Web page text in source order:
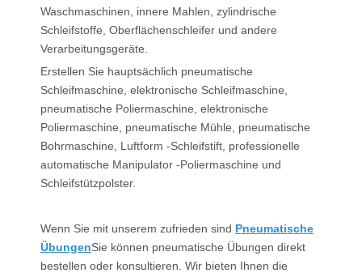
Waschmaschinen, innere Mahlen, zylindrische
Schleifstoffe, Oberflächenschleifer und andere
Verarbeitungsgeräte.
Erstellen Sie hauptsächlich pneumatische
Schleifmaschine, elektronische Schleifmaschine,
pneumatische Poliermaschine, elektronische
Poliermaschine, pneumatische Mühle, pneumatische
Bohrmaschine, Luftform -Schleifstift, professionelle
automatische Manipulator -Poliermaschine und
Schleifstützpolster.
Wenn Sie mit unserem zufrieden sind Pneumatische
ÜbungenSie können pneumatische Übungen direkt
bestellen oder konsultieren. Wir bieten Ihnen die